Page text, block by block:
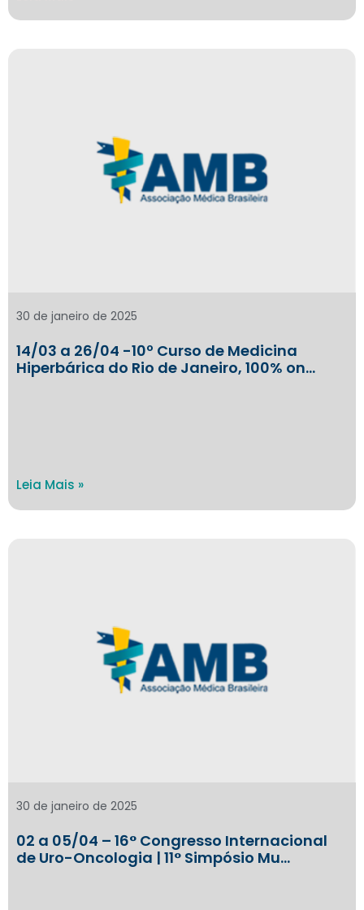
14/03 a 26/04 -10º Curso de Medicina
Hiperbárica do Rio de Janeiro, 100% on…
30 de janeiro de 2025
Leia Mais »
02 a 05/04 – 16° Congresso Internacional
de Uro-Oncologia | 11° Simpósio Mu…
30 de janeiro de 2025